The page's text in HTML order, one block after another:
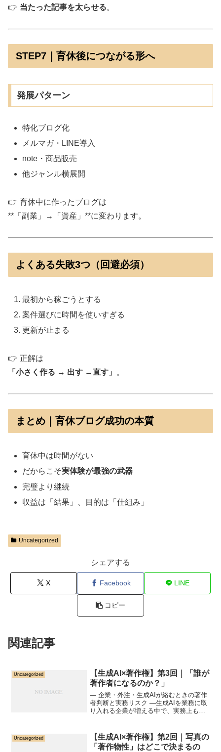
👉 当たった記事を太らせる。
STEP7｜育休後につながる形へ
発展パターン
特化ブログ化
メルマガ・LINE導入
note・商品販売
他ジャンル横展開
👉 育休中に作ったブログは
**「副業」→「資産」**に変わります。
よくある失敗3つ（回避必須）
最初から稼ごうとする
案件選びに時間を使いすぎる
更新が止まる
👉 正解は
「小さく作る → 出す →直す」
。
まとめ｜育休ブログ成功の本質
育休中は時間がない
だからこそ実体験が最強の武器
完璧より継続
収益は「結果」、目的は「仕組み」
Uncategorized
シェアする
X Facebook LINE
コピー
関連記事
Uncategorized
【生成AI×著作権】第3回｜「誰が
著作者になるのか？」
― 企業・外注・生成AIが絡むときの著作
者判断と実務リスク ―生成AIを業務に取
り入れる企業が増える中で、実務上もっ
に関与する主体が、 企業（発注者） 外注
先（制作会社...
Uncategorized
【生成AI×著作権】第2回｜写真の
「著作物性」はどこで決まるの